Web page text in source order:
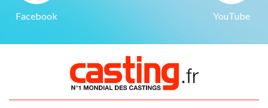
Facebook YouTube